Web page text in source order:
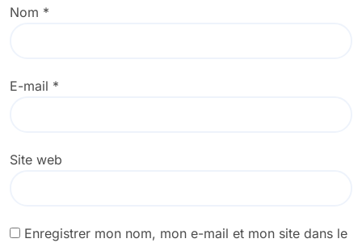
Nom *
E-mail *
Site web
Enregistrer mon nom, mon e-mail et mon site dans le